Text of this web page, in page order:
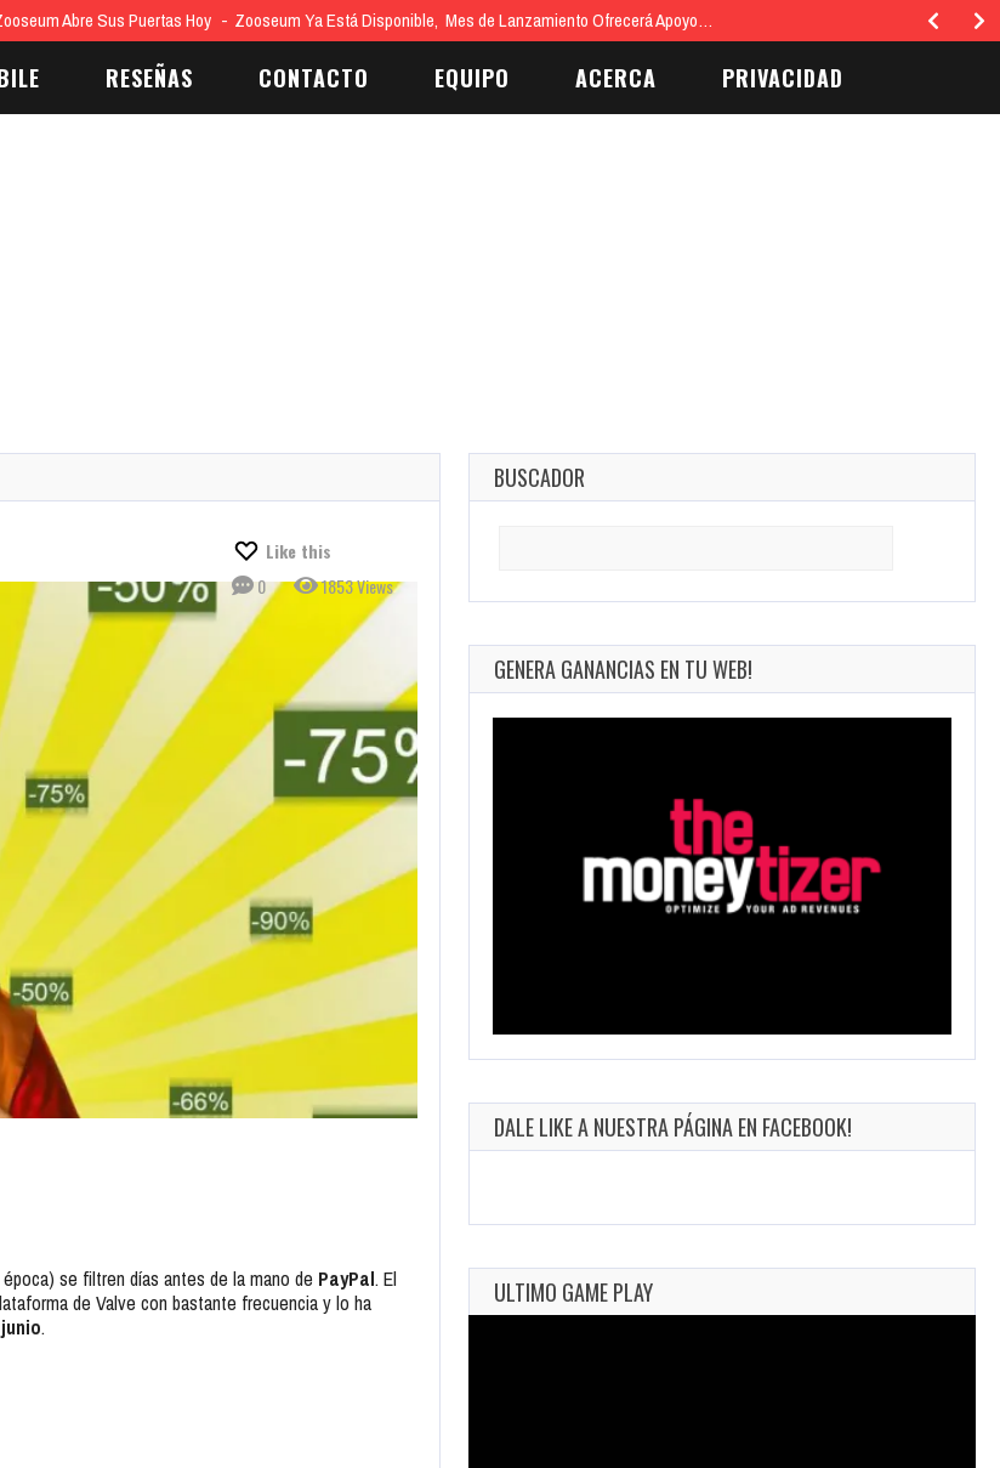
Abre Sus Puertas Hoy Zooseum Ya Está Disponible, Mes de Lanzamiento Ofrecerá Apoyo…
RESEÑAS CONTACTO EQUIPO ACERCA PRIVACIDAD
Like this
0
1853 Views
se filtren días antes de la mano de PayPal. El
de Valve con bastante frecuencia y lo ha
.
BUSCADOR
GENERA GANANCIAS EN TU WEB!
DALE LIKE A NUESTRA PÁGINA EN FACEBOOK!
ULTIMO GAME PLAY